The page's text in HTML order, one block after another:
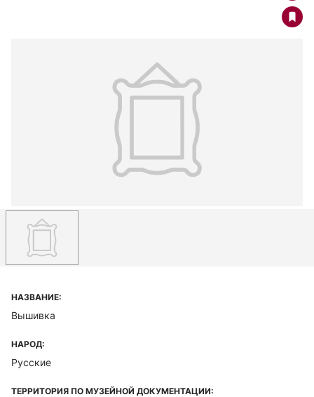
НАЗВАНИЕ:
Вышивка
НАРОД:
Русские
ТЕРРИТОРИЯ ПО МУЗЕЙНОЙ ДОКУМЕНТАЦИИ: